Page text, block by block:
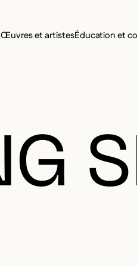
Œuvres et artistesÉducation et